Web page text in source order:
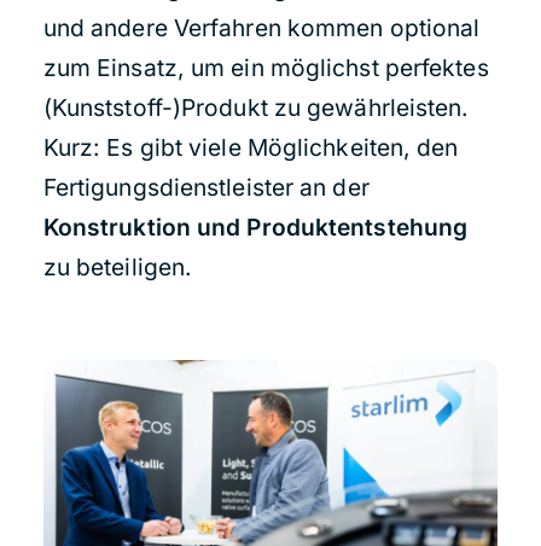
und andere Verfahren kommen optional
zum Einsatz, um ein möglichst perfektes
(Kunststoff-)Produkt zu gewährleisten.
Kurz: Es gibt viele Möglichkeiten, den
Fertigungsdienstleister an der
Konstruktion und Produktentstehung
zu beteiligen.